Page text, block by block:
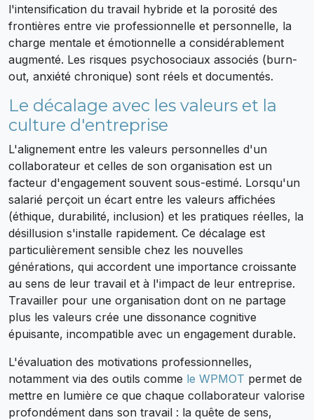
l'intensification du travail hybride et la porosité des
frontières entre vie professionnelle et personnelle, la
charge mentale et émotionnelle a considérablement
augmenté. Les risques psychosociaux associés (burn-
out, anxiété chronique) sont réels et documentés.
Le décalage avec les valeurs et la
culture d'entreprise
L'alignement entre les valeurs personnelles d'un
collaborateur et celles de son organisation est un
facteur d'engagement souvent sous-estimé. Lorsqu'un
salarié perçoit un écart entre les valeurs affichées
(éthique, durabilité, inclusion) et les pratiques réelles, la
désillusion s'installe rapidement. Ce décalage est
particulièrement sensible chez les nouvelles
générations, qui accordent une importance croissante
au sens de leur travail et à l'impact de leur entreprise.
Travailler pour une organisation dont on ne partage
plus les valeurs crée une dissonance cognitive
épuisante, incompatible avec un engagement durable.
L'évaluation des motivations professionnelles,
notamment via des outils comme le WPMOT permet de
mettre en lumière ce que chaque collaborateur valorise
profondément dans son travail : la quête de sens,